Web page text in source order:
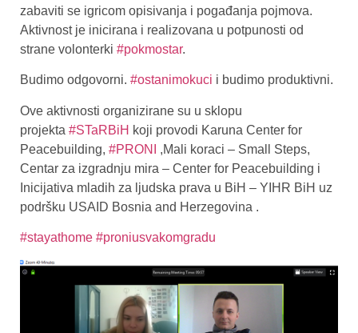
zabaviti se igricom opisivanja i pogađanja pojmova.
Aktivnost je inicirana i realizovana u potpunosti od
strane volonterki #pokmostar.
Budimo odgovorni. #ostanimokuci i budimo produktivni.
Ove aktivnosti organizirane su u sklopu
projekta #STaRBiH koji provodi Karuna Center for
Peacebuilding, #PRONI
,Mali koraci – Small Steps,
Centar za izgradnju mira – Center for Peacebuilding i
Inicijativa mladih za ljudska prava u BiH – YIHR BiH uz
podršku USAID Bosnia and Herzegovina .
#stayathome #proniusvakomgradu